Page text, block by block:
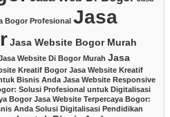
Bogor Profesional Jasa
Jasa Website Bogor Murah
Website Di Bogor Murah Jasa
Kreatif Bogor Jasa Website Kreatif
Bisnis Anda Jasa Website Responsive
Solusi Profesional untuk Digitalisasi
Bogor Jasa Website Terpercaya Bogor:
Anda Solusi Digitalisasi Pendidikan